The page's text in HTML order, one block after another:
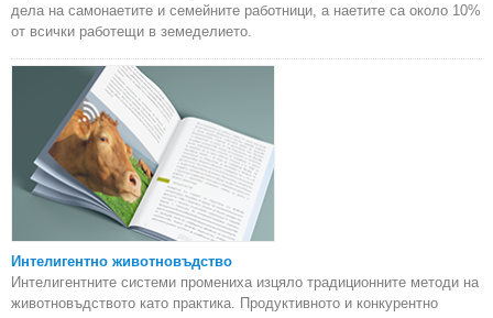
дела на самонаетите и семейните работници, а наетите са около 10%
от всички работещи в земеделието.
Интелигентно животновъдство
Интелигентните системи промениха изцяло традиционните методи на
животновъдството като практика. Продуктивното и конкурентно